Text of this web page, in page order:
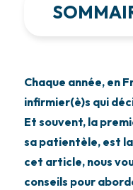
Chaque année, en
infirmier(è)s qui
Et souvent, la
sa patientèle, est
cet article, nous
conseils pour